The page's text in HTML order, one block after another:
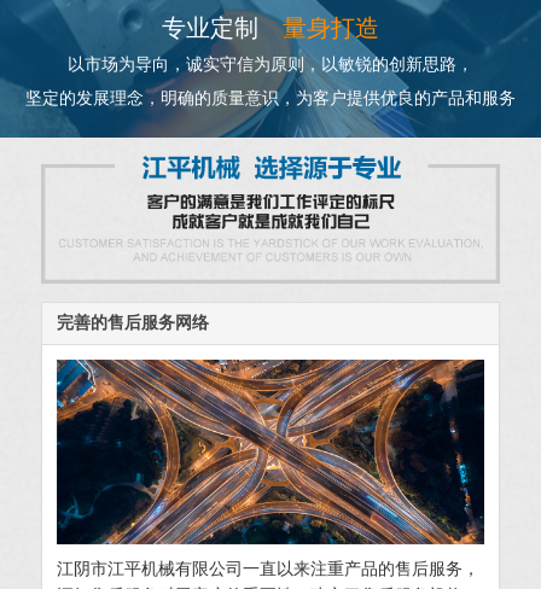
专业定制量身打造
以市场为导向，诚实守信为原则，以敏锐的创新思路，
坚定的发展理念，明确的质量意识，为客户提供优良的产品和服务
完善的售后服务网络
江阴市江平机械有限公司一直以来注重产品的售后服务，